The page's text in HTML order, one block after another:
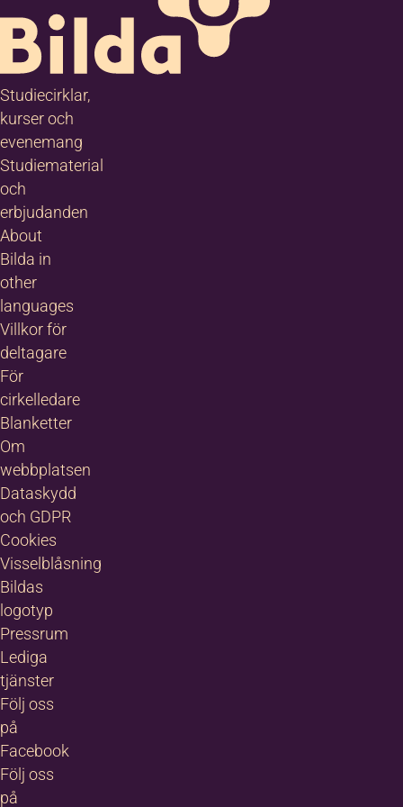
Studiecirklar,
kurser och
evenemang
Studiematerial
och
erbjudanden
About
Bilda in
other
languages
Villkor för
deltagare
För
cirkelledare
Blanketter
Om
webbplatsen
Dataskydd
och GDPR
Cookies
Visselblåsning
Bildas
logotyp
Pressrum
Lediga
tjänster
Följ oss
på
Facebook
Följ oss
på